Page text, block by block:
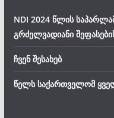
NDI 2024 წლის
გრძელვადიანი
ჩვენ შესახებ
წელს საქართველომ